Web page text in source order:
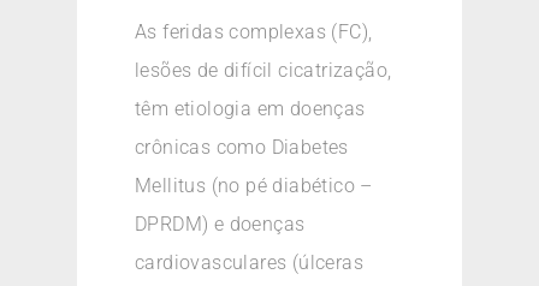
As feridas complexas (FC),
lesões de difícil cicatrização,
têm etiologia em doenças
crônicas como Diabetes
Mellitus (no pé diabético –
DPRDM) e doenças
cardiovasculares (úlceras